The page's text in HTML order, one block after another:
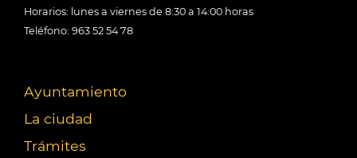
Horarios: lunes a viernes de 8:30 a 14:00 horas
Teléfono: 963 52 54 78
Ayuntamiento
La ciudad
Trámites